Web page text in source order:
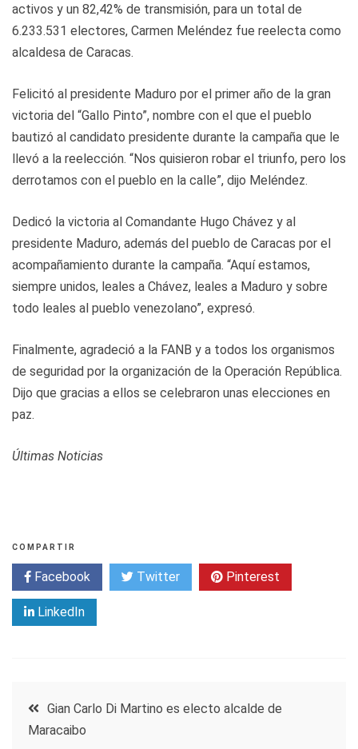
activos y un 82,42% de transmisión, para un total de
6.233.531 electores, Carmen Meléndez fue reelecta como
alcaldesa de Caracas.
Felicitó al presidente Maduro por el primer año de la gran
victoria del “Gallo Pinto”, nombre con el que el pueblo
bautizó al candidato presidente durante la campaña que le
llevó a la reelección. “Nos quisieron robar el triunfo, pero los
derrotamos con el pueblo en la calle”, dijo Meléndez.
Dedicó la victoria al Comandante Hugo Chávez y al
presidente Maduro, además del pueblo de Caracas por el
acompañamiento durante la campaña. “Aquí estamos,
siempre unidos, leales a Chávez, leales a Maduro y sobre
todo leales al pueblo venezolano”, expresó.
Finalmente, agradeció a la FANB y a todos los organismos
de seguridad por la organización de la Operación República.
Dijo que gracias a ellos se celebraron unas elecciones en
paz.
Últimas Noticias
COMPARTIR
Facebook Twitter Pinterest
LinkedIn
Navegación
Gian Carlo Di Martino es electo alcalde de
Maracaibo